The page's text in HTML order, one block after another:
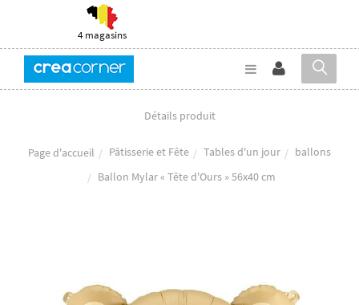
4 magasins
Détails produit
Page d'accueil Pâtisserie et Fête Tables d'un jour
ballons
Ballon Mylar « Tête d'Ours » 56x40 cm